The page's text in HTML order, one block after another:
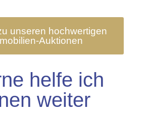
unseren hochwertigen
Auktionen
helfe ich
weiter